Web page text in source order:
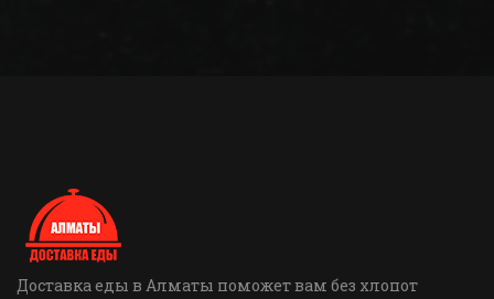
Доставка еды в Алматы поможет вам без хлопот